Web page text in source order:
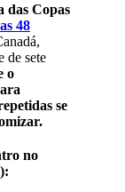
das Copas
48
de sete
o
se
no